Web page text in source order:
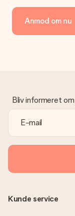
Vi tilbyder
kreditkort, faktura
manuel betaling
venligst vores
passende løsning.
Er fakturaen
Ingen faktura
fakturaen i
MySurprise-
direkte til
overraskelse!
Anmod om nu
Bliv informeret
Kunde service